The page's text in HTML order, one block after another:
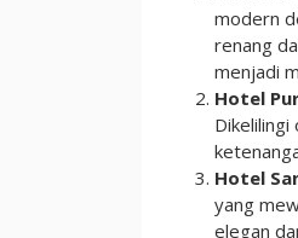
modern
renang
menjadi
Hotel
Hotel
yang
elegan